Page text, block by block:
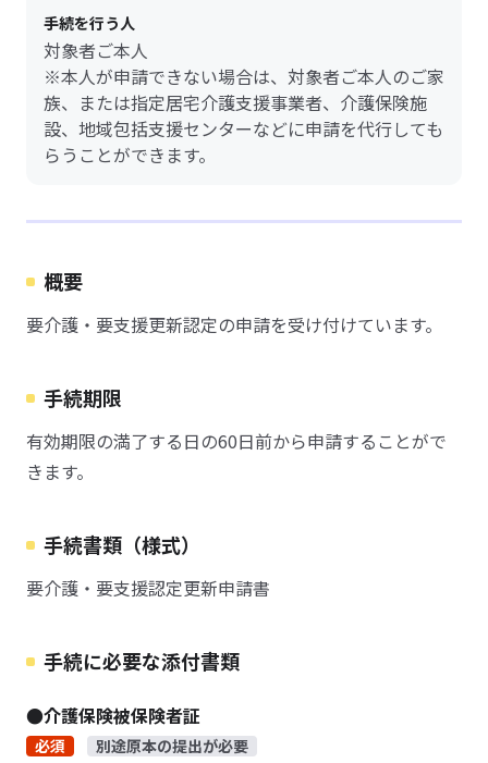
手続を行う人
対象者ご本人
※本人が申請できない場合は、対象者ご本人のご家
族、または指定居宅介護支援事業者、介護保険施
設、地域包括支援センターなどに申請を代行しても
らうことができます。
概要
要介護・要支援更新認定の申請を受け付けています。
手続期限
有効期限の満了する日の60日前から申請することがで
きます。
手続書類（様式）
要介護・要支援認定更新申請書
手続に必要な添付書類
●介護保険被保険者証
必須 別途原本の提出が必要